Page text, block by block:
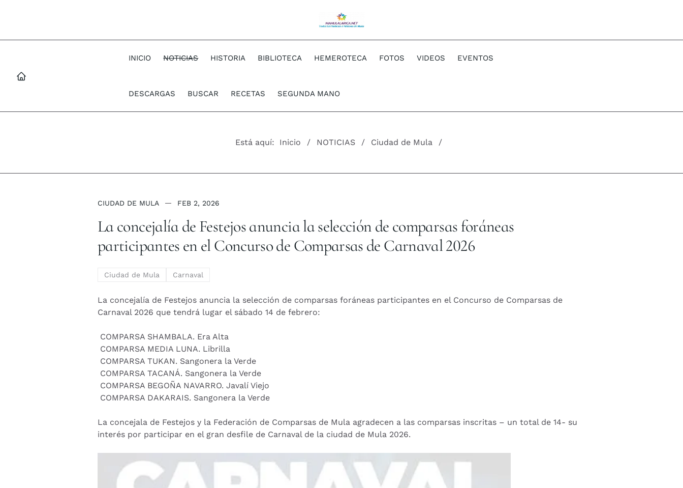
INICIO NOTICIAS HISTORIA BIBLIOTECA HEMEROTECA FOTOS VIDEOS EVENTOS
DESCARGAS BUSCAR RECETAS SEGUNDA MANO
Está aquí: Inicio NOTICIAS Ciudad de Mula
CIUDAD DE MULA FEB 2, 2026
La concejalía de Festejos anuncia la selección de comparsas foráneas
participantes en el Concurso de Comparsas de Carnaval 2026
Ciudad de Mula Carnaval
La concejalía de Festejos anuncia la selección de comparsas foráneas participantes en el Concurso de Comparsas de
Carnaval 2026 que tendrá lugar el sábado 14 de febrero:
COMPARSA SHAMBALA. Era Alta
COMPARSA MEDIA LUNA. Librilla
COMPARSA TUKAN. Sangonera la Verde
COMPARSA TACANÁ. Sangonera la Verde
COMPARSA BEGOÑA NAVARRO. Javalí Viejo
COMPARSA DAKARAIS. Sangonera la Verde
La concejala de Festejos y la Federación de Comparsas de Mula agradecen a las comparsas inscritas – un total de 14- su
interés por participar en el gran desfile de Carnaval de la ciudad de Mula 2026.